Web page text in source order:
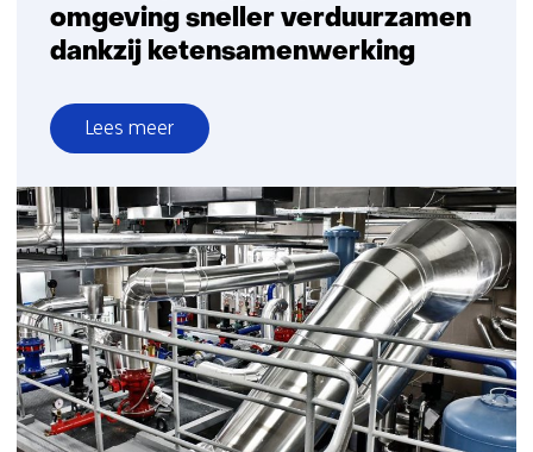
omgeving sneller verduurzamen
dankzij ketensamenwerking
Lees meer
over
Warmtepomp
kan
gebouwde
omgeving
sneller
verduurzamen
dankzij
ketensamenwerking